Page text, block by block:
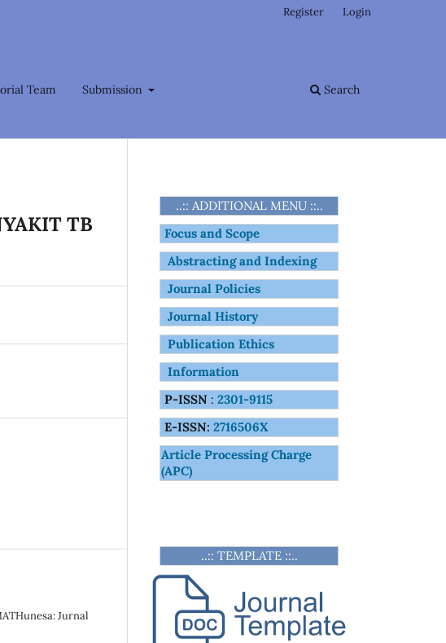
Team Submission Search
Register Login
TB
Jurnal
..:: ADDITIONAL MENU ::..
Focus and Scope
Abstracting and Indexing
Journal Policies
Journal History
Publication Ethics
Information
P-ISSN : 2301-9115
E-ISSN: 2716506X
Article Processing Charge
(APC)
..:: TEMPLATE ::..